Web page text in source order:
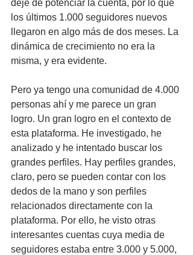
dejé de potenciar la cuenta, por lo que
los últimos 1.000 seguidores nuevos
llegaron en algo más de dos meses. La
dinámica de crecimiento no era la
misma, y era evidente.
Pero ya tengo una comunidad de 4.000
personas ahí y me parece un gran
logro. Un gran logro en el contexto de
esta plataforma. He investigado, he
analizado y he intentado buscar los
grandes perfiles. Hay perfiles grandes,
claro, pero se pueden contar con los
dedos de la mano y son perfiles
relacionados directamente con la
plataforma. Por ello, he visto otras
interesantes cuentas cuya media de
seguidores estaba entre 3.000 y 5.000,